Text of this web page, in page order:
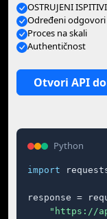
OSTRUJENI ISPITIVI
Određeni odgovori
Proces na skali
Authentičnost
Otvori API
Python
import
response =
"https://